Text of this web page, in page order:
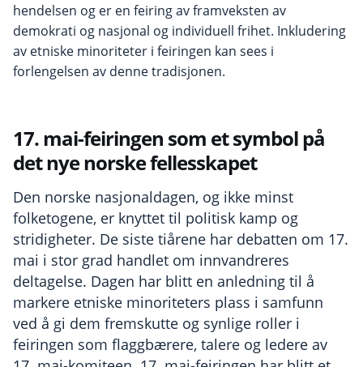
hendelsen og er en feiring av framveksten av
demokrati og nasjonal og individuell frihet. Inkludering
av etniske minoriteter i feiringen kan sees i
forlengelsen av denne tradisjonen.
17. mai-feiringen som et symbol på
det nye norske fellesskapet
Den norske nasjonaldagen, og ikke minst
folketogene, er knyttet til politisk kamp og
stridigheter. De siste tiårene har debatten om 17.
mai i stor grad handlet om innvandreres
deltagelse. Dagen har blitt en anledning til å
markere etniske minoriteters plass i samfunn
ved å gi dem fremskutte og synlige roller i
feiringen som flaggbærere, talere og ledere av